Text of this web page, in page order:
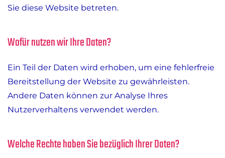
Sie diese Website betreten.
Wofür nutzen wir Ihre Daten?
Ein Teil der Daten wird erhoben, um eine fehlerfreie
Bereitstellung der Website zu gewährleisten.
Andere Daten können zur Analyse Ihres
Nutzerverhaltens verwendet werden.
Welche Rechte haben Sie bezüglich Ihrer Daten?